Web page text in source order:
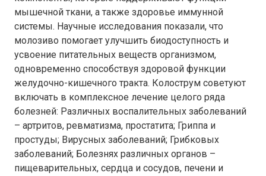
мышечной ткани, а также здоровье иммунной
системы. Научные исследования показали, что
молозиво помогает улучшить биодоступность и
усвоение питательных веществ организмом,
одновременно способствуя здоровой функции
желудочно-кишечного тракта. Колострум советуют
включать в комплексное лечение целого ряда
болезней: Различных воспалительных заболеваний
– артритов, ревматизма, простатита; Гриппа и
простуды; Вирусных заболеваний; Грибковых
заболеваний; Болезнях различных органов –
пищеварительных, сердца и сосудов, печени и